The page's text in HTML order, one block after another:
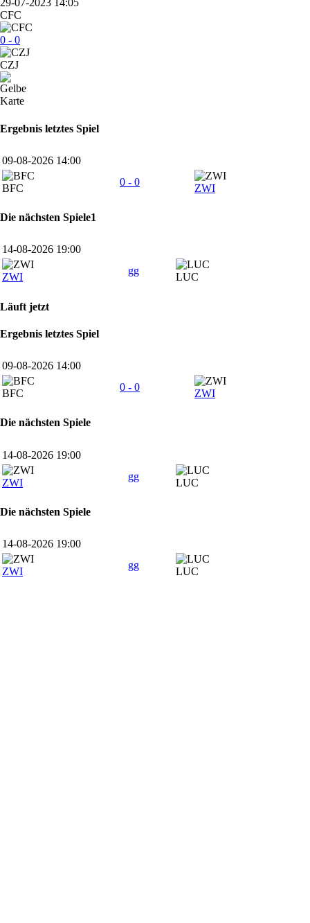
29-07-2023 14:05
CFC
0 - 0
CZJ
Ergebnis letztes Spiel
09-08-2026 14:00
BFC
0 - 0
ZWI
Die nächsten Spiele1
14-08-2026 19:00
ZWI
gg
LUC
Läuft jetzt
Ergebnis letztes Spiel
09-08-2026 14:00
BFC
0 - 0
ZWI
Die nächsten Spiele
14-08-2026 19:00
ZWI
gg
LUC
Die nächsten Spiele
14-08-2026 19:00
ZWI
gg
LUC